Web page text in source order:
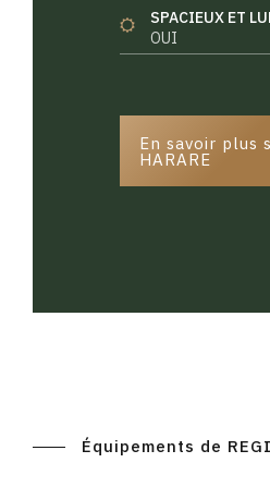
SPACIEUX ET
OUI
En savoir plus
HARARE
Équipements de